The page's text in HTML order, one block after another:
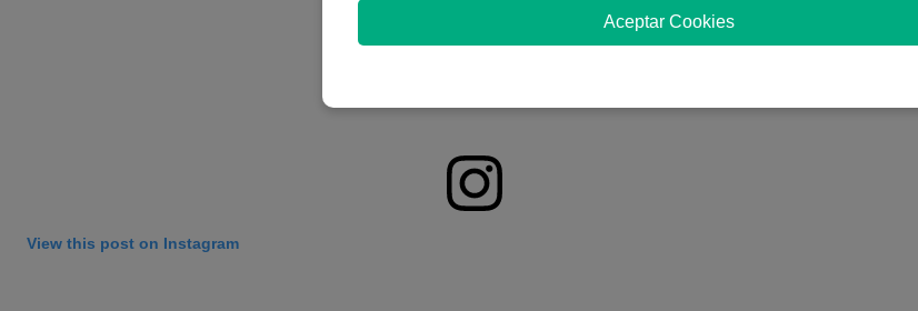
View this post on Instagram
Aceptar Cookies